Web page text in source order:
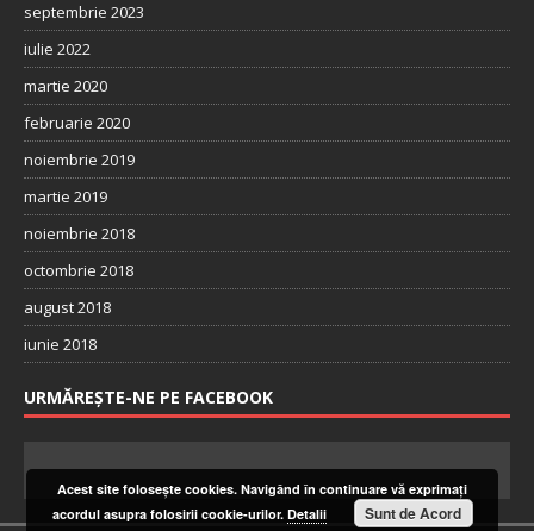
septembrie 2023
iulie 2022
martie 2020
februarie 2020
noiembrie 2019
martie 2019
noiembrie 2018
octombrie 2018
august 2018
iunie 2018
URMĂREȘTE-NE PE FACEBOOK
Acest site foloseşte cookies. Navigând în continuare vă exprimaţi
acordul asupra folosirii cookie-urilor. Detalii Sunt de Acord